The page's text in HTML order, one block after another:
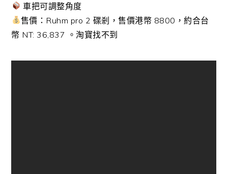
車把可調整角度
售價：Ruhm pro 2 碟剎，售價港幣 8800，約合台
幣 NT: 36,837 。淘寶找不到